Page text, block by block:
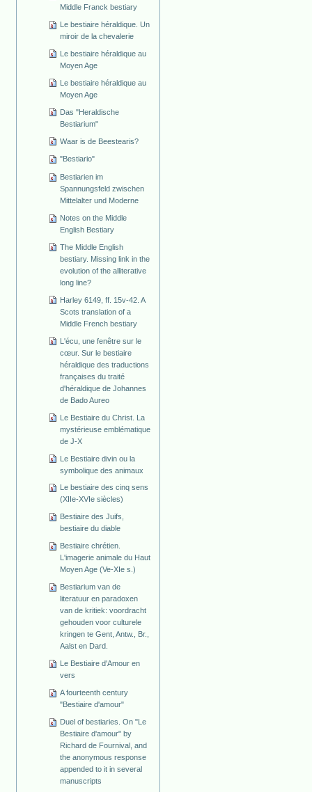
Middle Franck bestiary
Le bestiaire héraldique. Un
miroir de la chevalerie
Le bestiaire héraldique au
Moyen Age
Le bestiaire héraldique au
Moyen Age
Das "Heraldische
Bestiarium"
Waar is de Beestearis?
"Bestiario"
Bestiarien im
Spannungsfeld zwischen
Mittelalter und Moderne
Notes on the Middle
English Bestiary
The Middle English
bestiary. Missing link in the
evolution of the alliterative
long line?
Harley 6149, ff. 15v-42. A
Scots translation of a
Middle French bestiary
L'écu, une fenêtre sur le
cœur. Sur le bestiaire
héraldique des traductions
françaises du traité
d'héraldique de Johannes
de Bado Aureo
Le Bestiaire du Christ. La
mystérieuse emblématique
de J-X
Le Bestiaire divin ou la
symbolique des animaux
Le bestiaire des cinq sens
(XIIe-XVIe siècles)
Bestiaire des Juifs,
bestiaire du diable
Bestiaire chrétien.
L'imagerie animale du Haut
Moyen Age (Ve-XIe s.)
Bestiarium van de
literatuur en paradoxen
van de kritiek: voordracht
gehouden voor culturele
kringen te Gent, Antw., Br.,
Aalst en Dard.
Le Bestiaire d'Amour en
vers
A fourteenth century
"Bestiaire d'amour"
Duel of bestiaries. On "Le
Bestiaire d'amour" by
Richard de Fournival, and
the anonymous response
appended to it in several
manuscripts